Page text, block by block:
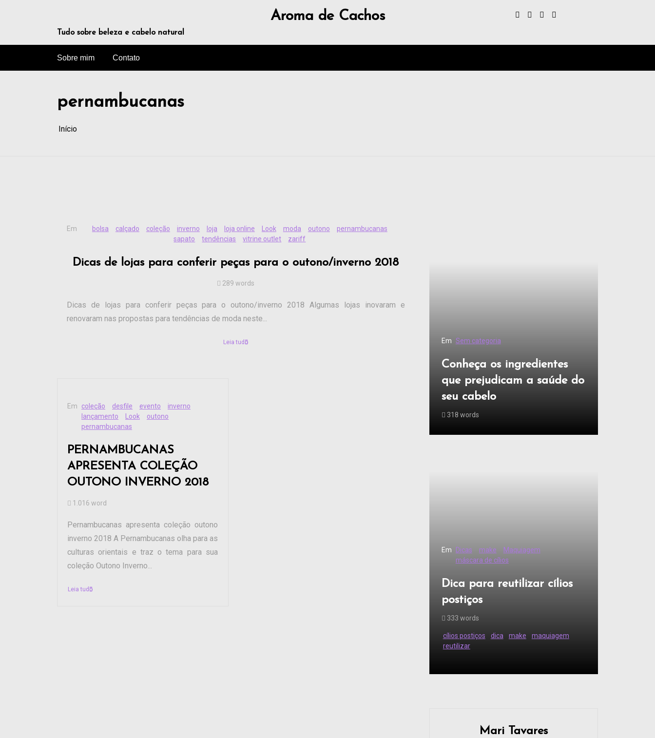
Aroma de Cachos
Tudo sobre beleza e cabelo natural
Sobre mim Contato
pernambucanas
Início
Em bolsa calçado coleção inverno loja loja online Look moda outono
pernambucanas
sapato
tendências vitrine outlet zariff
Dicas de lojas para conferir peças para o outono/inverno 2018
289 words
Dicas de lojas para conferir peças para o outono/inverno 2018 Algumas lojas inovaram e
renovaram nas propostas para tendências de moda neste...
Leia tudo
Em coleção desfile evento
inverno
lançamento
Look
outono
pernambucanas
PERNAMBUCANAS
APRESENTA COLEÇÃO
OUTONO INVERNO 2018
1.016 word
Pernambucanas apresenta coleção outono
inverno 2018 A Pernambucanas olha para as
culturas orientais e traz o tema para sua
coleção Outono Inverno...
Leia tudo
Em Sem categoria
Conheça os ingredientes
que prejudicam a saúde do
seu cabelo
318 words
Em Dicas make
Maquiagem
máscara de cílios
Dica para reutilizar cílios
postiços
333 words
cílios postiços dica make
maquiagem
reutilizar
Mari Tavares